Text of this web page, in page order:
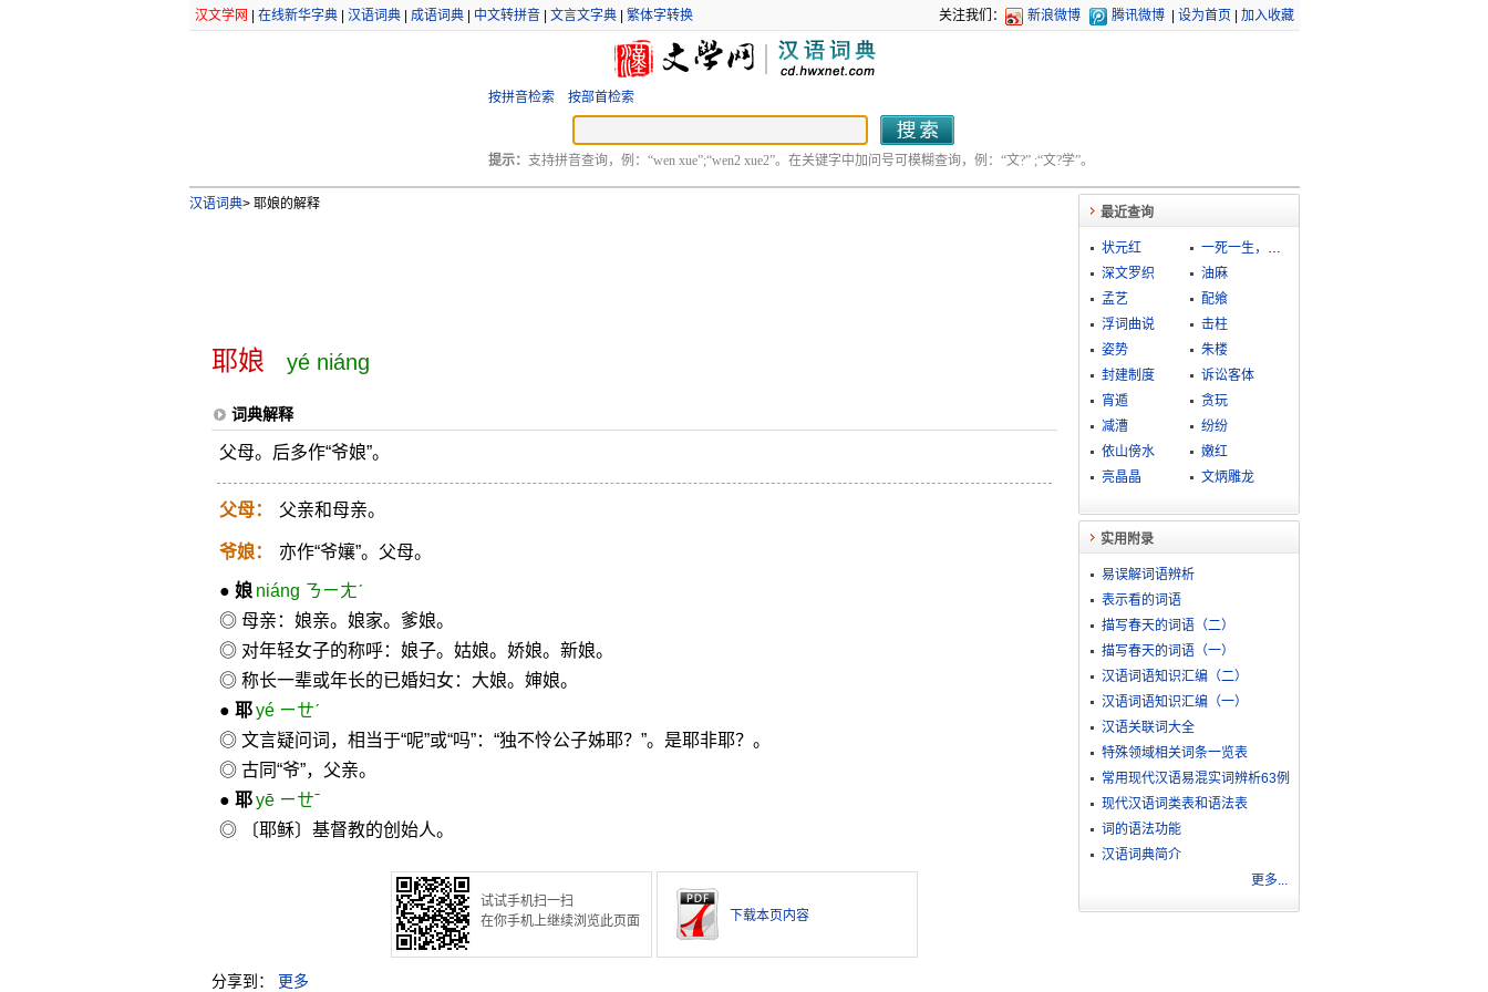
汉文学网 在线新华字典| 汉语词典| 成语词典| 中文转拼音| 文言文字典| 繁体字转换 关注我们： 新浪微博 腾讯微博 设为首页 加入收藏
按拼音检索 按部首检索
提示： 支持拼音查询，例：“wen xue”;“wen2 xue2”。在关键字中加问号可模糊查询，例：“文?” ;“文?学”。
汉语词典>耶娘的解释
耶娘 yé niáng
词典解释
父母。后多作“爷娘”。
父母： 父亲和母亲。
爷娘： 亦作“爷孃”。父母。
● 娘 niáng ㄋㄧㄤˊ
◎ 母亲：娘亲。娘家。爹娘。
◎ 对年轻女子的称呼：娘子。姑娘。娇娘。新娘。
◎ 称长一辈或年长的已婚妇女：大娘。婶娘。
● 耶 yé ㄧㄝˊ
◎ 文言疑问词，相当于“呢”或“吗”：“独不怜公子姊耶？”。是耶非耶？。
◎ 古同“爷”，父亲。
● 耶 yē ㄧㄝˉ
◎ 〔耶稣〕基督教的创始人。
试试手机扫一扫
在你手机上继续浏览此页面
下载本页内容
分享到： 更多
最近查询
状元红
一死一生，乃知交情
深文罗织
油麻
孟艺
配飨
浮词曲说
击柱
姿势
朱楼
封建制度
诉讼客体
宵遁
贪玩
减漕
纷纷
依山傍水
嫩红
亮晶晶
文炳雕龙
实用附录
易误解词语辨析
表示看的词语
描写春天的词语（二）
描写春天的词语（一）
汉语词语知识汇编（二）
汉语词语知识汇编（一）
汉语关联词大全
特殊领域相关词条一览表
常用现代汉语易混实词辨析63例
现代汉语词类表和语法表
词的语法功能
汉语词典简介
更多...